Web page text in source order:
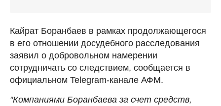
Кайрат Боранбаев в рамках продолжающегося
в его отношении досудебного расследования
заявил о добровольном намерении
сотрудничать со следствием, сообщается в
официальном Telegram-канале АФМ.
"Компаниями Боранбаева за счет средств,